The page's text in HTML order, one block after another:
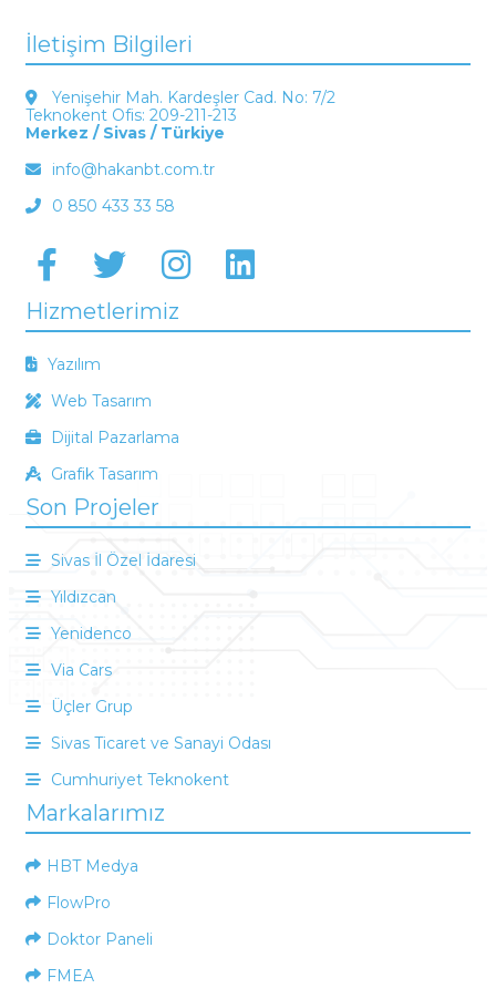
İletişim Bilgileri
Yenişehir Mah. Kardeşler Cad. No: 7/2
Teknokent Ofis: 209-211-213
Merkez / Sivas / Türkiye
info@hakanbt.com.tr
0 850 433 33 58
Hizmetlerimiz
Yazılım
Web Tasarım
Dijital Pazarlama
Grafik Tasarım
Son Projeler
Sivas İl Özel İdaresi
Yıldızcan
Yenidenco
Via Cars
Üçler Grup
Sivas Ticaret ve Sanayi Odası
Cumhuriyet Teknokent
Markalarımız
HBT Medya
FlowPro
Doktor Paneli
FMEA